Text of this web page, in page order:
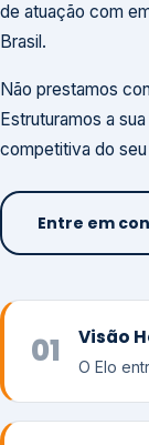
de atuação com
Brasil.
Não prestamos
Estruturamos a
competitiva do
Entre em
01 Visão
O Elo